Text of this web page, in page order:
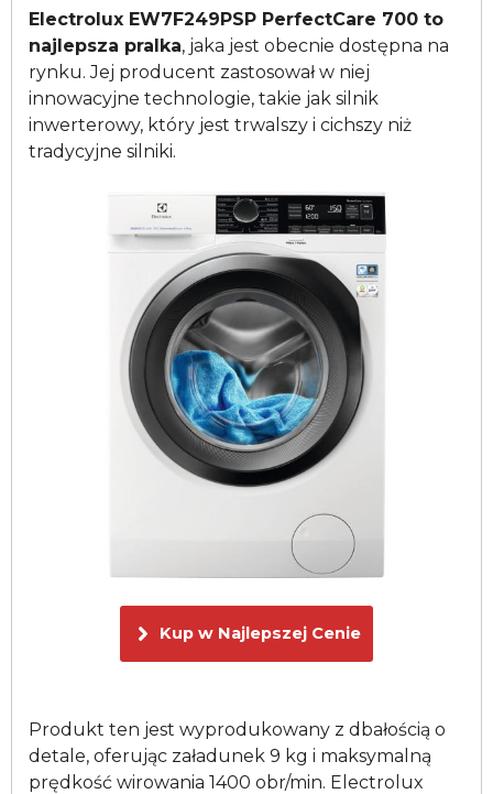
Electrolux EW7F249PSP PerfectCare 700 to
najlepsza pralka, jaka jest obecnie dostępna na
rynku. Jej producent zastosował w niej
innowacyjne technologie, takie jak silnik
inwerterowy, który jest trwalszy i cichszy niż
tradycyjne silniki.
Kup w Najlepszej Cenie
Produkt ten jest wyprodukowany z dbałością o
detale, oferując załadunek 9 kg i maksymalną
prędkość wirowania 1400 obr/min. Electrolux